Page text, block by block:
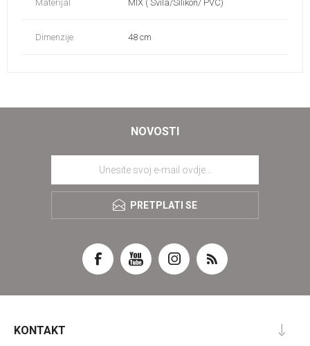
Materijal MIX ( Svila/Silikon/ PVC)
Dimenzije 48 cm
NOVOSTI
PRETPLATI SE
KONTAKT